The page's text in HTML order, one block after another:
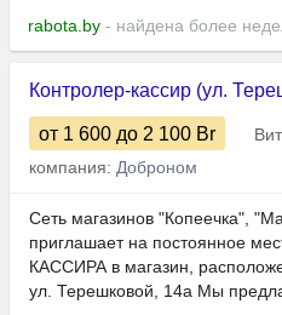
rabota.by - найдена более
Контролер-кассир (ул.
от 1 600 до 2 100 Br
компания: Доброном
Сеть магазинов "Копеечка",
приглашает на постоянное
КАССИРА в магазин,
ул. Терешковой, 14а Мы